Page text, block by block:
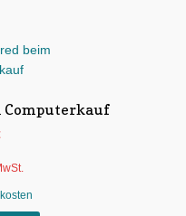
Computerkauf